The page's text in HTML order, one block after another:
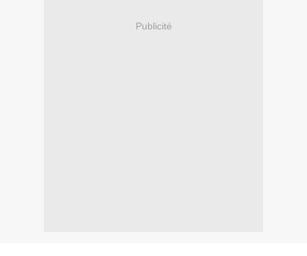
Publicité